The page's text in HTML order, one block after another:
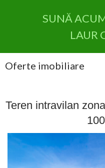
SUNĂ
LAUR
Oferte imobiliare
Teren intravilan